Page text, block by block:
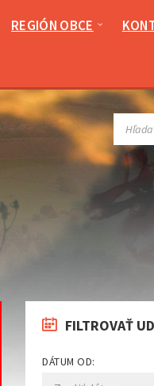
REGIÓN OBCE
FILTROVAŤ
DÁTUM OD: